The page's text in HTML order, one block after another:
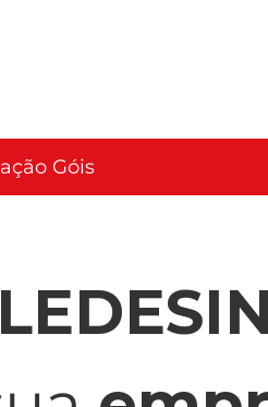
Góis